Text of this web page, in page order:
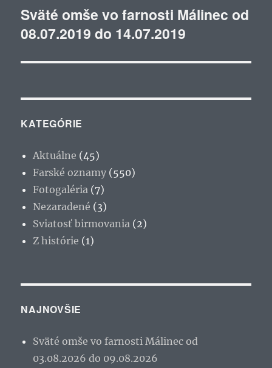
Ďalší
článok:
Sväté omše vo farnosti Málinec od
08.07.2019 do 14.07.2019
KATEGÓRIE
Aktuálne (45)
Farské oznamy (550)
Fotogaléria (7)
Nezaradené (3)
Sviatosť birmovania (2)
Z histórie (1)
NAJNOVŠIE
Sväté omše vo farnosti Málinec od
03.08.2026 do 09.08.2026